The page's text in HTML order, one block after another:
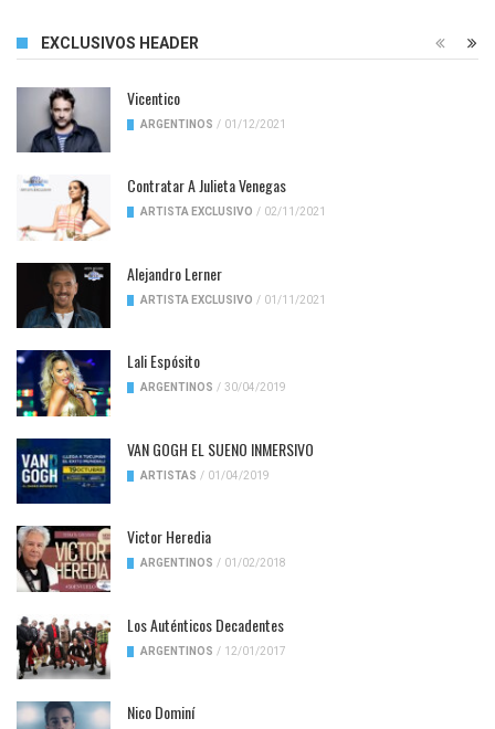
EXCLUSIVOS HEADER
Vicentico
ARGENTINOS / 01/12/2021
Contratar A Julieta Venegas
ARTISTA EXCLUSIVO / 02/11/2021
Alejandro Lerner
ARTISTA EXCLUSIVO / 01/11/2021
Lali Espósito
ARGENTINOS / 30/04/2019
VAN GOGH EL SUENO INMERSIVO
ARTISTAS / 01/04/2019
Victor Heredia
ARGENTINOS / 01/02/2018
Los Auténticos Decadentes
ARGENTINOS / 12/01/2017
Nico Dominí